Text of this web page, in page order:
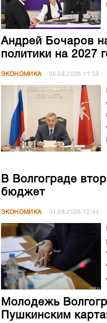
Андрей Бочаров
политики на 2027
ЭКОНОМИКА 05.08.2026 11:53
В Волгограде
бюджет
ЭКОНОМИКА 04.08.2026 12:44
Молодежь
Пушкинским